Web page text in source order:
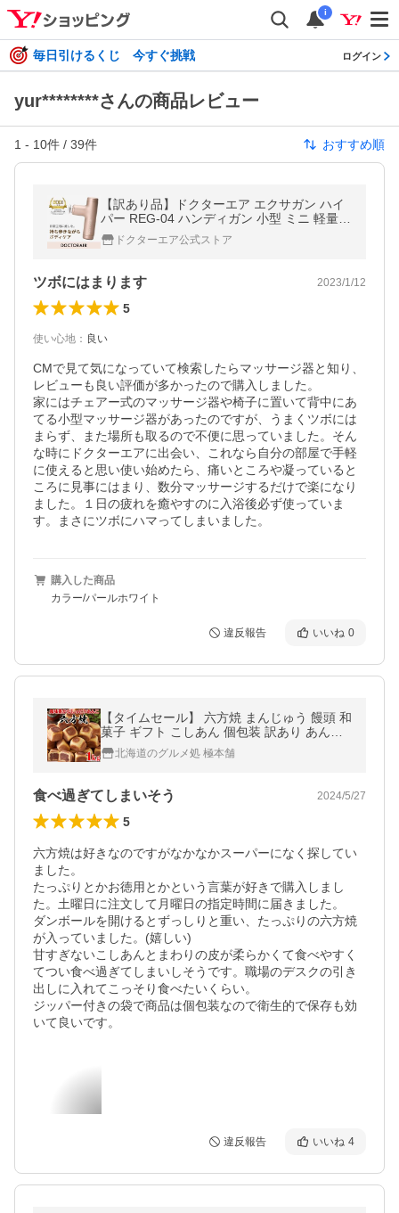
i
毎日引けるくじ 今すぐ挑戦 ログイン
yur********さんの商品レビュー
1 - 10件 / 39件 おすすめ順
【訳あり品】ドクターエア エクサガン ハイ
パー REG-04 ハンディガン 小型 ミニ 軽量
健康グッズ 全身 父の日 爆買
ドクターエア公式ストア
ツボにはまります 2023/1/12
5
使い心地 ： 良い
CMで見て気になっていて検索したらマッサージ器と知り、
レビューも良い評価が多かったので購入しました。
家にはチェアー式のマッサージ器や椅子に置いて背中にあ
てる小型マッサージ器があったのですが、うまくツボには
まらず、また場所も取るので不便に思っていました。そん
な時にドクターエアに出会い、これなら自分の部屋で手軽
に使えると思い使い始めたら、痛いところや凝っていると
ころに見事にはまり、数分マッサージするだけで楽になり
ました。１日の疲れを癒やすのに入浴後必ず使っていま
す。まさにツボにハマってしまいました。
購入した商品
カラー/パールホワイト
違反報告 いいね 0
【タイムセール】 六方焼 まんじゅう 饅頭 和
菓子 ギフト こしあん 個包装 訳あり あんこ
ポイント消化 お菓子 スイーツ お供え お徳用
大量 お茶菓子 1kg
北海道のグルメ処 極本舗
食べ過ぎてしまいそう 2024/5/27
5
六方焼は好きなのですがなかなかスーパーになく探してい
ました。
たっぷりとかお徳用とかという言葉が好きで購入しまし
た。土曜日に注文して月曜日の指定時間に届きました。
ダンボールを開けるとずっしりと重い、たっぷりの六方焼
が入っていました。(嬉しい)
甘すぎないこしあんとまわりの皮が柔らかくて食べやすく
てつい食べ過ぎてしまいしそうです。職場のデスクの引き
出しに入れてこっそり食べたいくらい。
ジッパー付きの袋で商品は個包装なので衛生的で保存も効
違反報告 いいね 4